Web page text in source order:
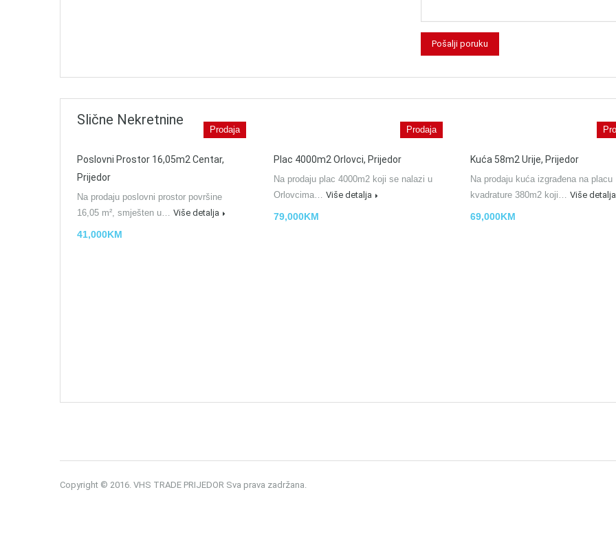
Slične Nekretnine
Prodaja
Poslovni Prostor 16,05m2 Centar,
Prijedor
Na prodaju poslovni prostor površine
16,05 m², smješten u… Više detalja
41,000KM
Prodaja
Plac 4000m2 Orlovci, Prijedor
Na prodaju plac 4000m2 koji se nalazi u
Orlovcima… Više detalja
79,000KM
Kuća 58m2 Urije, Prijedor
Na prodaju kuća izgrađena na placu
kvadrature 380m2 koji… Više detalja
69,000KM
Copyright © 2016. VHS TRADE PRIJEDOR Sva prava zadržana.